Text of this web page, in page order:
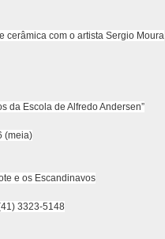
cerâmica com o artista Sergio Moura
da Escola de Alfredo Andersen”
(meia)
e os Escandinavos
3323-5148